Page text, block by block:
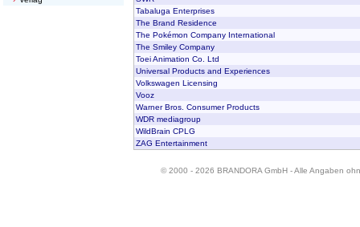
Tabaluga Enterprises
The Brand Residence
The Pokémon Company International
The Smiley Company
Toei Animation Co. Ltd
Universal Products and Experiences
Volkswagen Licensing
Vooz
Warner Bros. Consumer Products
WDR mediagroup
WildBrain CPLG
ZAG Entertainment
© 2000 - 2026 BRANDORA GmbH - Alle Angaben